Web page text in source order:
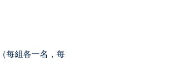
每組各一名，每